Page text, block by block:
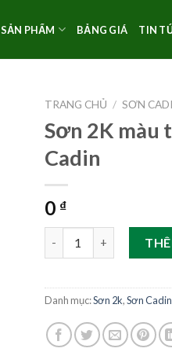
SẢN PHẨM BẢNG GIÁ TIN
TRANG CHỦ / SƠN
Sơn 2K
Cadin
0 ₫
Sơn 2K màu thường
Danh mục:Sơn 2k,Sơn Cadin